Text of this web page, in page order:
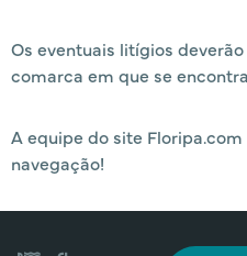
Os eventuais litígios
comarca em que se
A equipe do site
navegação!